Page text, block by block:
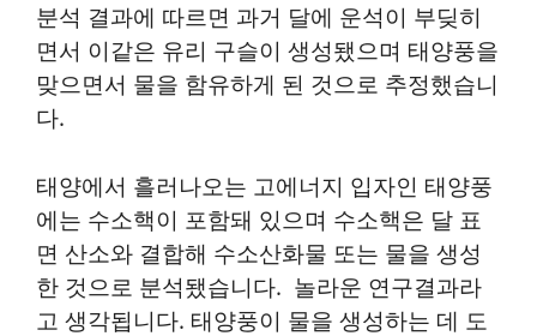
분석 결과에 따르면 과거 달에 운석이 부딪히
면서 이같은 유리 구슬이 생성됐으며 태양풍을
맞으면서 물을 함유하게 된 것으로 추정했습니
다.
태양에서 흘러나오는 고에너지 입자인 태양풍
에는 수소핵이 포함돼 있으며 수소핵은 달 표
면 산소와 결합해 수소산화물 또는 물을 생성
한 것으로 분석됐습니다. 놀라운 연구결과라
고 생각됩니다. 태양풍이 물을 생성하는 데 도